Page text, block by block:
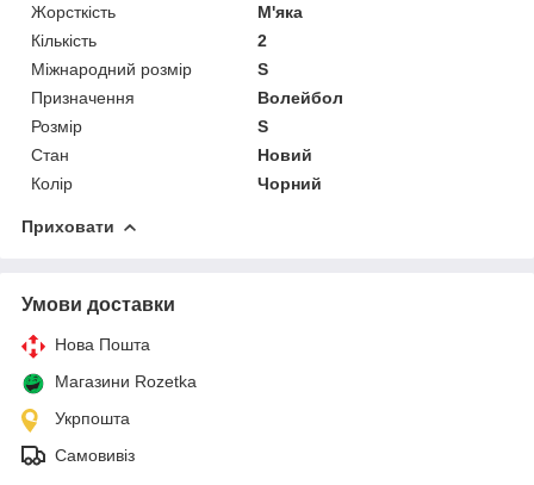
Жорсткість
М'яка
Кількість
2
Міжнародний розмір
S
Призначення
Волейбол
Розмір
S
Стан
Новий
Колір
Чорний
Приховати
Умови доставки
Нова Пошта
Магазини Rozetka
Укрпошта
Самовивіз